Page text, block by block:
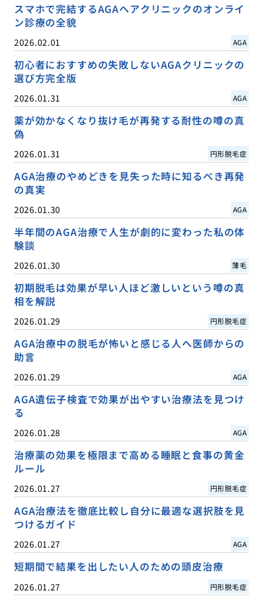
スマホで完結するAGAヘアクリニックのオンライ
ン診療の全貌
2026.02.01 AGA
初心者におすすめの失敗しないAGAクリニックの
選び方完全版
2026.01.31 AGA
薬が効かなくなり抜け毛が再発する耐性の噂の真
偽
2026.01.31 円形脱毛症
AGA治療のやめどきを見失った時に知るべき再発
の真実
2026.01.30 AGA
半年間のAGA治療で人生が劇的に変わった私の体
験談
2026.01.30 薄毛
初期脱毛は効果が早い人ほど激しいという噂の真
相を解説
2026.01.29 円形脱毛症
AGA治療中の脱毛が怖いと感じる人へ医師からの
助言
2026.01.29 AGA
AGA遺伝子検査で効果が出やすい治療法を見つけ
る
2026.01.28 AGA
治療薬の効果を極限まで高める睡眠と食事の黄金
ルール
2026.01.27 円形脱毛症
AGA治療法を徹底比較し自分に最適な選択肢を見
つけるガイド
2026.01.27 AGA
短期間で結果を出したい人のための頭皮治療
2026.01.27 円形脱毛症